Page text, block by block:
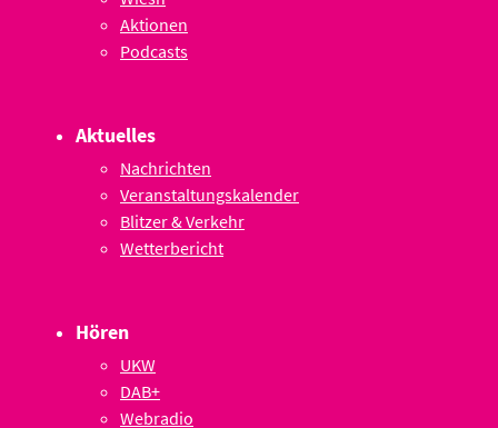
Aktionen
Podcasts
Aktuelles
Nachrichten
Veranstaltungskalender
Blitzer & Verkehr
Wetterbericht
Hören
UKW
DAB+
Webradio